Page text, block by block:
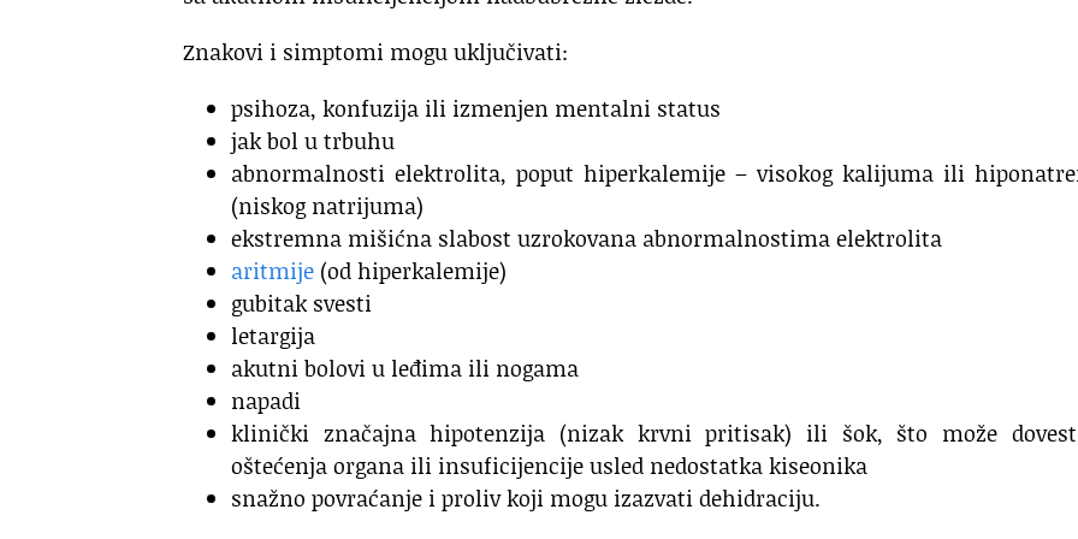
Znakovi i simptomi mogu uključivati:
psihoza, konfuzija ili izmenjen mentalni status
jak bol u trbuhu
abnormalnosti elektrolita, poput hiperkalemije – visokog kalijuma ili
(niskog natrijuma)
ekstremna mišićna slabost uzrokovana abnormalnostima elektrolita
aritmije (od hiperkalemije)
gubitak svesti
letargija
akutni bolovi u leđima ili nogama
napadi
klinički značajna hipotenzija (nizak krvni pritisak) ili šok, što može
oštećenja organa ili insuficijencije usled nedostatka kiseonika
snažno povraćanje i proliv koji mogu izazvati dehidraciju.